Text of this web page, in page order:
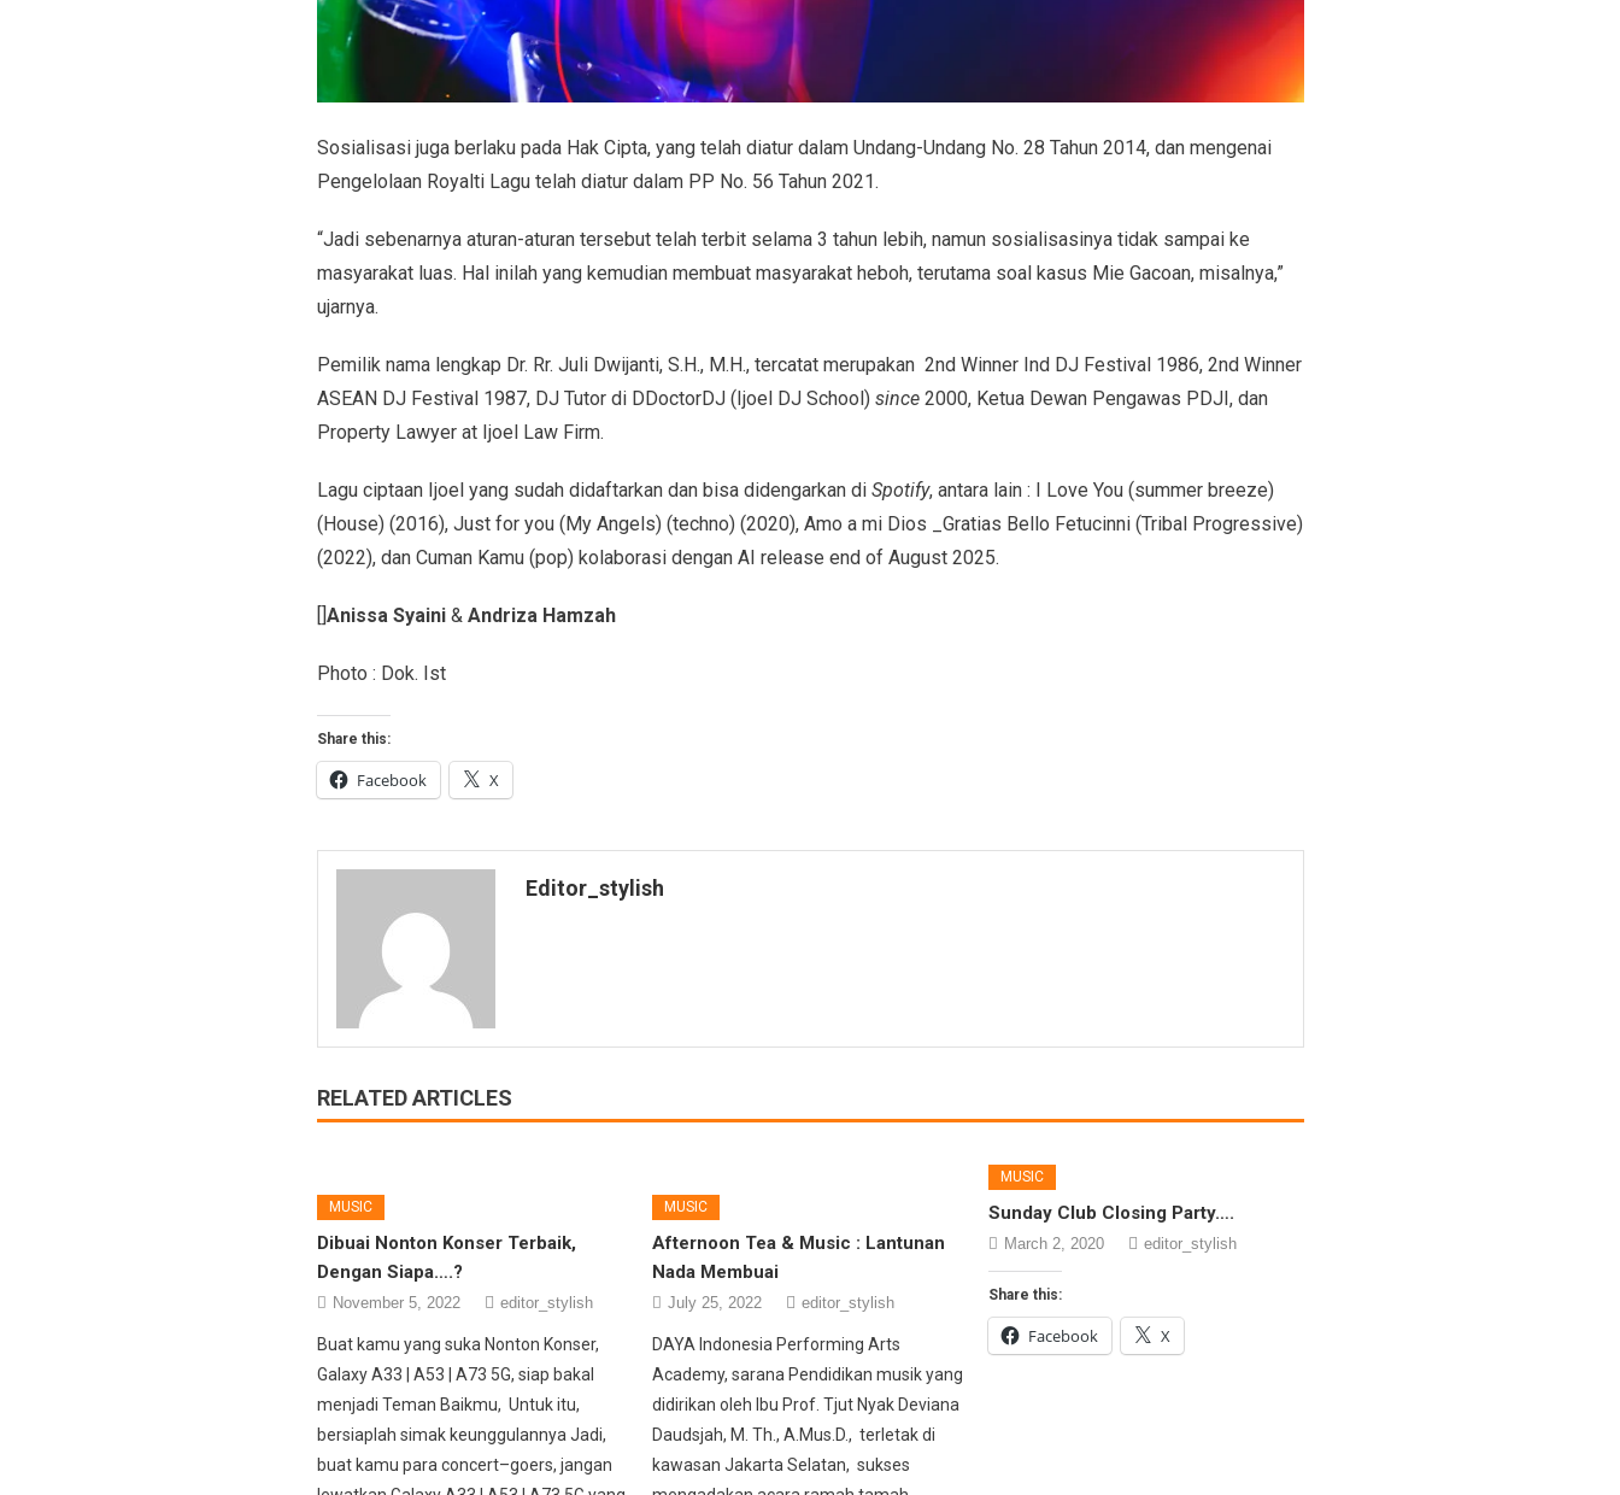
Sosialisasi juga berlaku pada Hak Cipta, yang telah diatur dalam Undang-Undang No. 28 Tahun 2014, dan mengenai
Pengelolaan Royalti Lagu telah diatur dalam PP No. 56 Tahun 2021.
“Jadi sebenarnya aturan-aturan tersebut telah terbit selama 3 tahun lebih, namun sosialisasinya tidak sampai ke
masyarakat luas. Hal inilah yang kemudian membuat masyarakat heboh, terutama soal kasus Mie Gacoan, misalnya,”
ujarnya.
Pemilik nama lengkap Dr. Rr. Juli Dwijanti, S.H., M.H., tercatat merupakan 2nd Winner Ind DJ Festival 1986, 2nd Winner
ASEAN DJ Festival 1987, DJ Tutor di DDoctorDJ (Ijoel DJ School) since2000, Ketua Dewan Pengawas PDJI, dan
Property Lawyer at Ijoel Law Firm.
Lagu ciptaan Ijoel yang sudah didaftarkan dan bisa didengarkan di Spotify, antara lain : I Love You (summer breeze)
(House) (2016), Just for you (My Angels) (techno) (2020), Amo a mi Dios _Gratias Bello Fetucinni (Tribal Progressive)
(2022), dan Cuman Kamu (pop) kolaborasi dengan AI release end of August 2025.
[]Anissa Syaini& Andriza Hamzah
Photo : Dok. Ist
Share this:
Facebook X
Editor_stylish
RELATED ARTICLES
MUSIC
Dibuai Nonton Konser Terbaik,
Dengan Siapa….?
November 5, 2022 editor_stylish
Buat kamu yang suka Nonton Konser,
Galaxy A33 | A53 | A73 5G, siap bakal
menjadi Teman Baikmu, Untuk itu,
bersiaplah simak keunggulannya Jadi,
buat kamu para concert–goers, jangan
MUSIC
Afternoon Tea & Music : Lantunan
Nada Membuai
July 25, 2022 editor_stylish
DAYA Indonesia Performing Arts
Academy, sarana Pendidikan musik yang
didirikan oleh Ibu Prof. Tjut Nyak Deviana
Daudsjah, M. Th., A.Mus.D., terletak di
kawasan Jakarta Selatan, sukses
MUSIC
Sunday Club Closing Party….
March 2, 2020 editor_stylish
Share this:
Facebook X